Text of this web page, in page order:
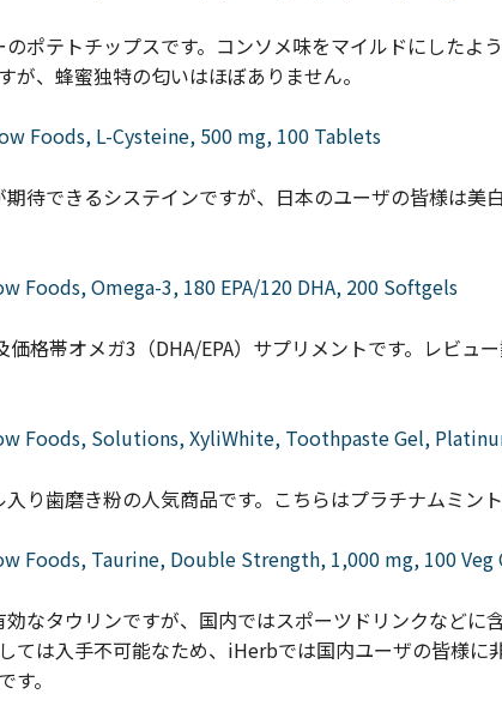
ポテトチップスです。コンソメ味をマイルドにしたよ
が、蜂蜜独特の匂いはほぼありません。
Foods, L-Cysteine, 500 mg, 100 Tablets
待できるシステインですが、日本のユーザの皆様は美
Foods, Omega-3, 180 EPA/120 DHA, 200 Softgels
格帯オメガ3（DHA/EPA）サプリメントです。レビュ
Foods, Solutions, XyliWhite, Toothpaste Gel,
り歯磨き粉の人気商品です。こちらはプラチナムミント
Foods, Taurine, Double Strength, 1,000 mg, 100 Veg
なタウリンですが、国内ではスポーツドリンクなどに
ては入手不可能なため、iHerbでは国内ユーザの皆様に
す。